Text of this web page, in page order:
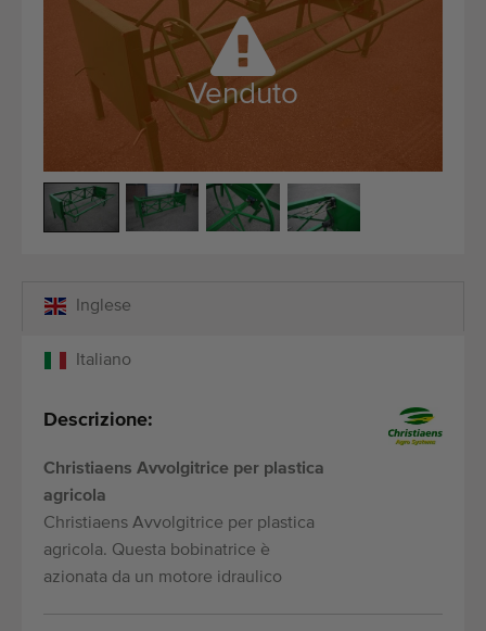
Attrezzatura di qualità
Consegne in tutto il mondo
Dal 1977
Venduto
Italiano
Inglese
Descrizione:
Christiaens Avvolgitrice per plastica
agricola
Christiaens Avvolgitrice per plastica
agricola. Questa bobinatrice è
azionata da un motore idraulico